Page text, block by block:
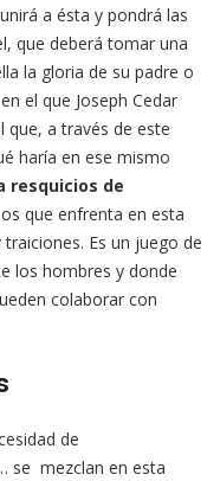
a ésta y pondrá las
que deberá tomar una
la gloria de su padre o
el que Joseph Cedar
que, a través de este
haría en ese mismo
resquicios de
que enfrenta en esta
Es un juego de
los hombres y donde
colaborar con
de
se mezclan en esta